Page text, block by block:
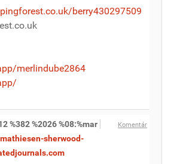
berry430297509
merlindube2864
Komentár
%382 %2026 %08:%mar
mathiesen-sherwood-